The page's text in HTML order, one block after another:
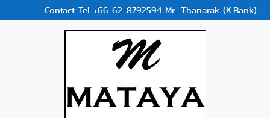
Contact Tel +66 62-8792594 Mr. Thanarak (K.Bank)